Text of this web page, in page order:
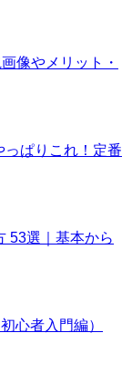
像やメリット・
っぱりこれ！定番
53選｜基本から
心者入門編）